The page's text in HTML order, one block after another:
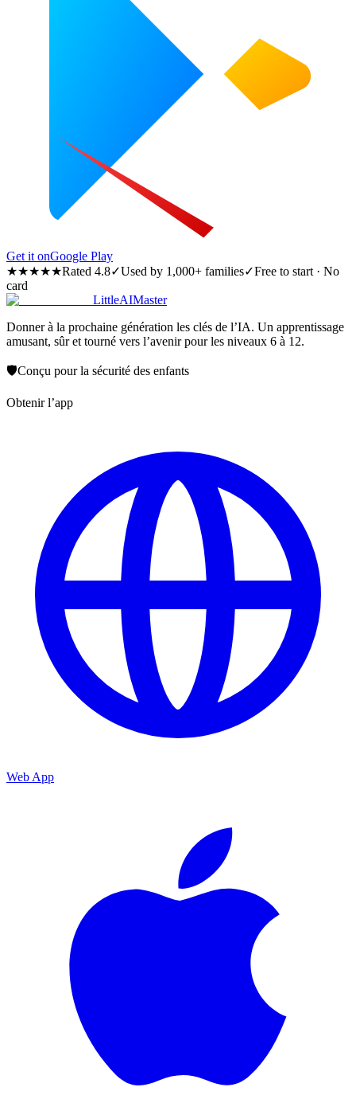
Get it onGoogle Play
★★★★★Rated 4.8✓Used by 1,000+ families✓Free to start · No
card
LittleAIMaster
Donner à la prochaine génération les clés de l’IA. Un apprentissage
amusant, sûr et tourné vers l’avenir pour les niveaux 6 à 12.
🛡️Conçu pour la sécurité des enfants
Obtenir l’app
Web App